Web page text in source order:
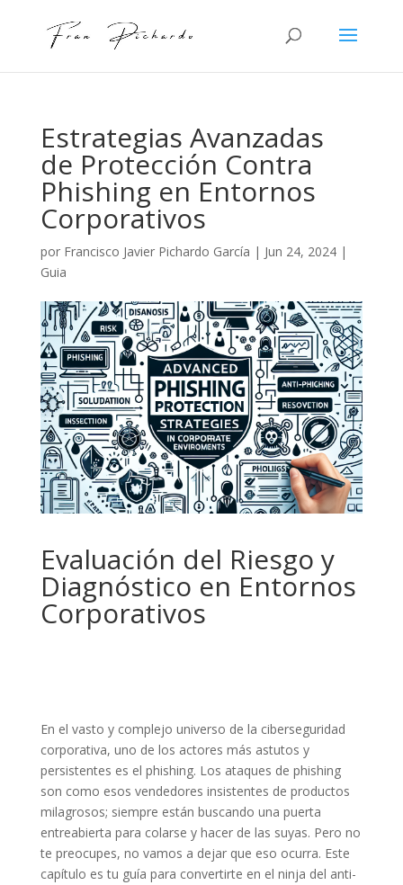
Estrategias Avanzadas
de Protección Contra
Phishing en Entornos
Corporativos
por Francisco Javier Pichardo García | Jun 24, 2024|
Guia
Evaluación del Riesgo y
Diagnóstico en Entornos
Corporativos
En el vasto y complejo universo de la ciberseguridad
corporativa, uno de los actores más astutos y
persistentes es el phishing. Los ataques de phishing
son como esos vendedores insistentes de productos
milagrosos; siempre están buscando una puerta
entreabierta para colarse y hacer de las suyas. Pero no
te preocupes, no vamos a dejar que eso ocurra. Este
capítulo es tu guía para convertirte en el ninja del anti-